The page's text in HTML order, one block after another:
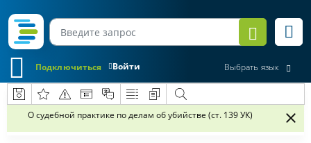
Войти
Подключиться Выбрать язык
О судебной практике по делам об убийстве (ст. 139 УК)